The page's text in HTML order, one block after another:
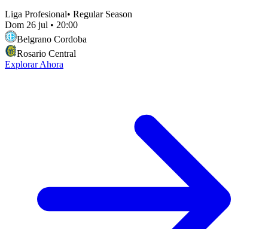
Liga Profesional• Regular Season
Dom 26 jul • 20:00
Belgrano Cordoba
Rosario Central
Explorar Ahora